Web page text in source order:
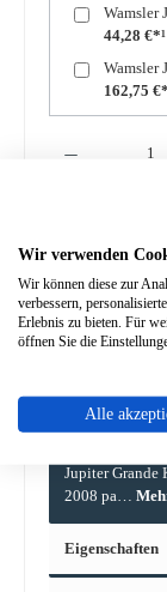
Wamsler
44,28 €*¹
Wamsler
162,75
Beschreibung
Jupiter Grande
2008 pa…
Eigenschaften
Wir verwenden
Wir können diese zur
verbessern,
Erlebnis zu bieten. Für
öffnen Sie die
Alle